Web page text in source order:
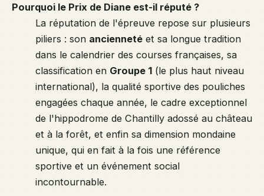
Pourquoi le Prix de Diane est-il réputé ?
La réputation de l'épreuve repose sur plusieurs
piliers : son ancienneté et sa longue tradition
dans le calendrier des courses françaises, sa
classification en Groupe 1 (le plus haut niveau
international), la qualité sportive des pouliches
engagées chaque année, le cadre exceptionnel
de l'hippodrome de Chantilly adossé au château
et à la forêt, et enfin sa dimension mondaine
unique, qui en fait à la fois une référence
sportive et un événement social
incontournable.